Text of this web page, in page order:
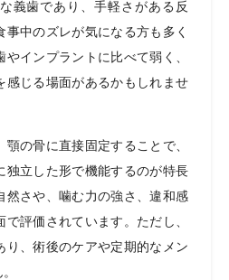
義歯であり、手軽さがある反
中のズレが気になる方も多く
インプラントに比べて弱く、
感じる場面があるかもしれませ
の骨に直接固定することで、
独立した形で機能するのが特長
然さや、噛む力の強さ、違和感
評価されています。ただし、
り、術後のケアや定期的なメン